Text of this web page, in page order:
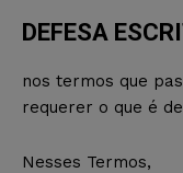
DEFESA
nos termos que
requerer o que é
Nesses Termos,